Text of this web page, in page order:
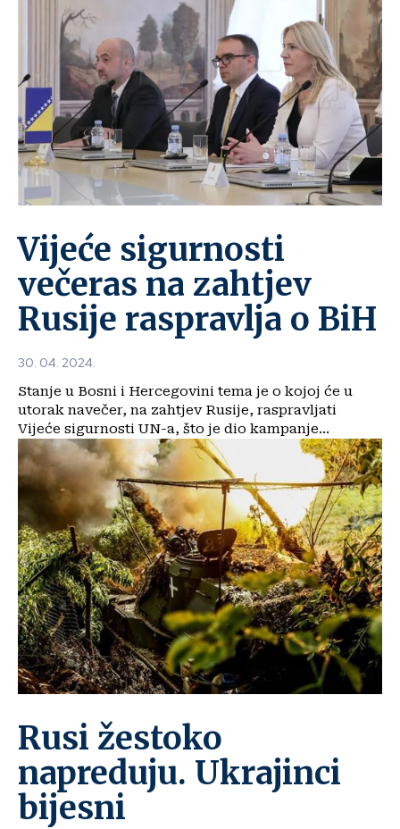
Vijeće sigurnosti
večeras na zahtjev
Rusije raspravlja o BiH
30. 04. 2024.
Stanje u Bosni i Hercegovini tema je o kojoj će u
utorak navečer, na zahtjev Rusije, raspravljati
Vijeće sigurnosti UN-a, što je dio kampanje...
Rusi žestoko
napreduju. Ukrajinci
bijesni